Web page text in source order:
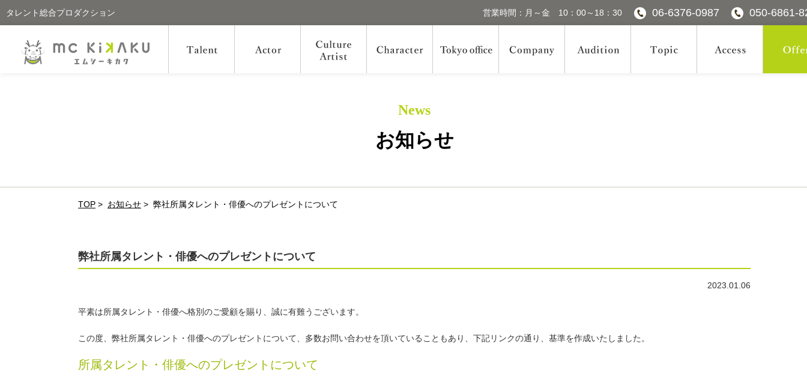
タレント総合プロダクション 営業時間：月～金 10：00～18：30 06-6376-0987 050-6861-
News
お知らせ
TOP > お知らせ > 弊社所属タレント・俳優へのプレゼントについて
弊社所属タレント・俳優へのプレゼントについて
2023.01.06
平素は所属タレント・俳優へ格別のご愛顧を賜り、誠に有難うございます。
この度、弊社所属タレント・俳優へのプレゼントについて、多数お問い合わせを頂いていることもあり、下記リンクの通り、基準を作成いたしました。
所属タレント・俳優へのプレゼントについて